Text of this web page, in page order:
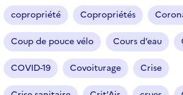
copropriété Copropriétés
Coup de pouce vélo Cours d’eau
COVID-19 Covoiturage Crise